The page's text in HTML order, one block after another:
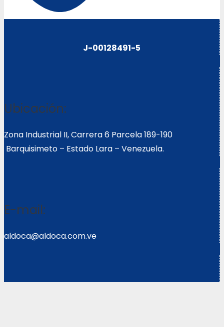
J-00128491-5
Ubicación:
Zona Industrial II, Carrera 6 Parcela 189-190
Barquisimeto – Estado Lara – Venezuela.
E-mail:
aldoca@aldoca.com.ve